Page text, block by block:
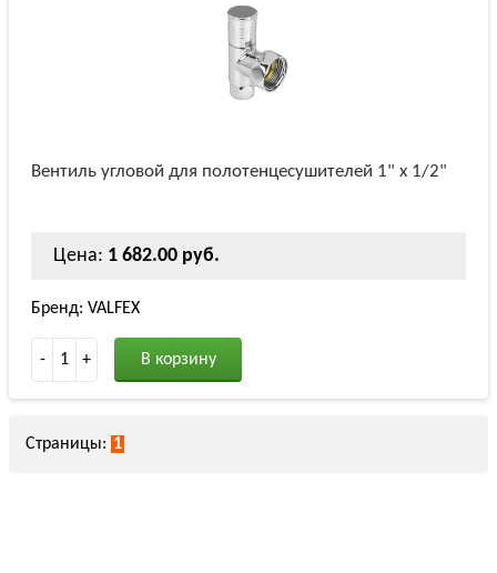
Вентиль угловой для полотенцесушителей 1" х 1/2"
Цена: 1 682.00 руб.
Бренд: VALFEX
- 1 + В корзину
Страницы: 1